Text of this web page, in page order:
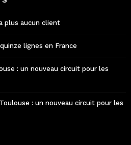
plus aucun client
lignes en France
: un nouveau circuit pour les
: un nouveau circuit pour les